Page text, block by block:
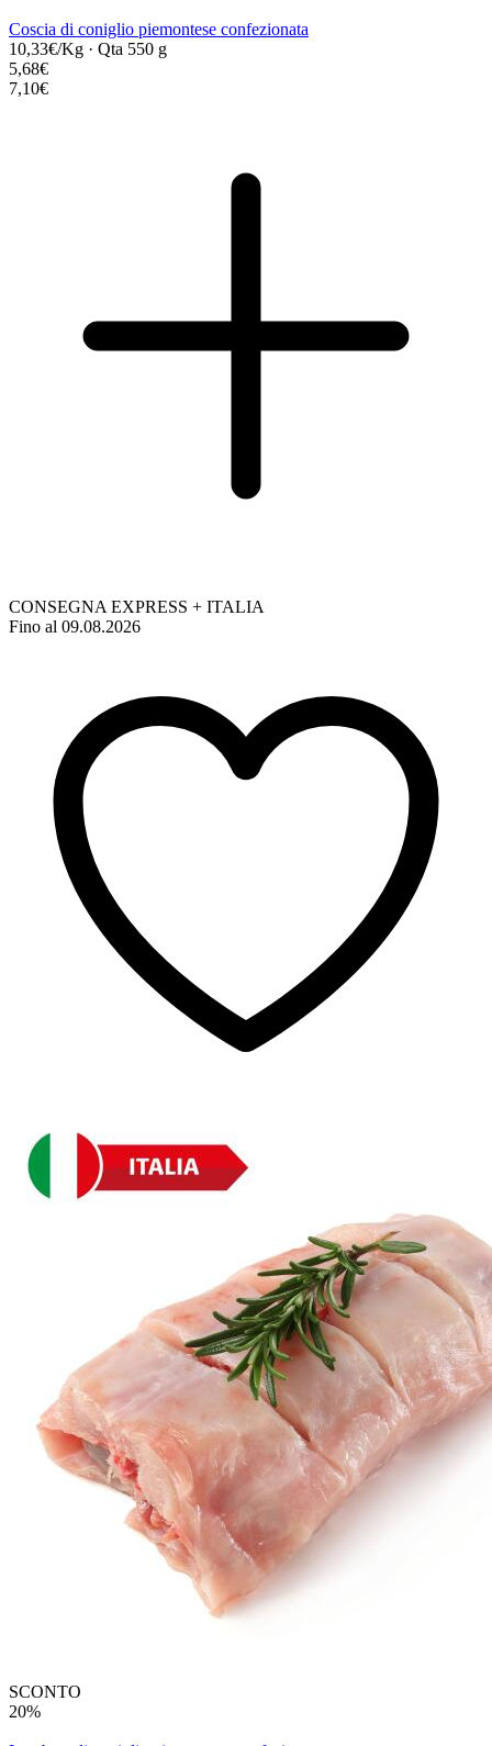
Coscia di coniglio piemontese confezionata
10,33€/Kg · Qta 550 g
5,68€
7,10€
CONSEGNA EXPRESS + ITALIA
Fino al 09.08.2026
SCONTO
20%